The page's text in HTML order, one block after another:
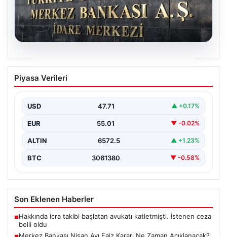
Merkez Bankası Nisan Ayı Faiz Kararı Ne
Zaman Açıklanacak? Ekonomistlerin
Türkiye Cumhuriyet Merkez Bankası (TCMB) Para
üzere…
Piyasa Verileri
USD 47.71 ▲ +0.17%
EUR 55.01 ▼ -0.02%
ALTIN 6572.5 ▲ +1.23%
BTC 3061380 ▼ -0.58%
Son Eklenen Haberler
■Hakkında icra takibi başlatan avukatı katletmişti. İstenen ceza
belli oldu
Merkez Bankası Nisan Ayı Faiz Kararı Ne Zaman Açıklanacak?